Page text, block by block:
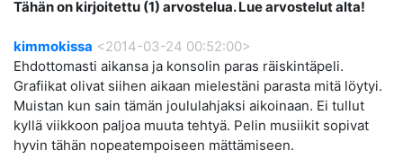
Tähän on kirjoitettu (1) arvostelua. Lue arvostelut alta!
kimmokissa <2014-03-24 00:52:00>
Ehdottomasti aikansa ja konsolin paras räiskintäpeli.
Grafiikat olivat siihen aikaan mielestäni parasta mitä löytyi.
Muistan kun sain tämän joululahjaksi aikoinaan. Ei tullut
kyllä viikkoon paljoa muuta tehtyä. Pelin musiikit sopivat
hyvin tähän nopeatempoiseen mättämiseen.